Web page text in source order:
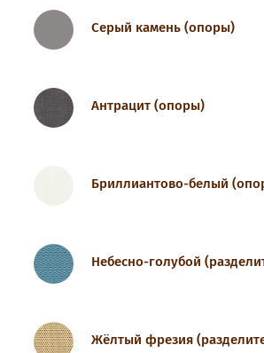
Серый камень (опоры)
Антрацит (опоры)
Бриллиантово-белый
Небесно-голубой
Жёлтый фрезия